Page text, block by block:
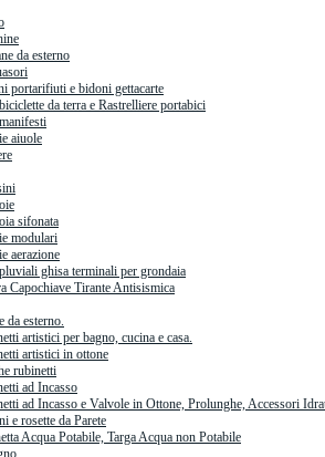
da esterno
portarifiuti e bidoni gettacarte
da terra e Rastrelliere portabici
aiuole
sifonata
modulari
aerazione
ghisa terminali per grondaia
Capochiave Tirante Antisismica
da esterno.
artistici per bagno, cucina e casa.
artistici in ottone
rubinetti
ad Incasso
ad Incasso e Valvole in Ottone, Prolunghe, Accessori
e rosette da Parete
Acqua Potabile, Targa Acqua non Potabile